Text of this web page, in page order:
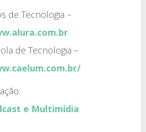
de Tecnologia –
de Tecnologia –
e Multimídia